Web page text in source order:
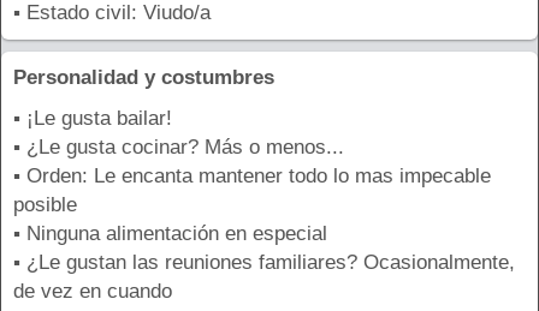
▪ Estado civil: Viudo/a
Personalidad y costumbres
▪ ¡Le gusta bailar!
▪ ¿Le gusta cocinar? Más o menos...
▪ Orden: Le encanta mantener todo lo mas impecable
posible
▪ Ninguna alimentación en especial
▪ ¿Le gustan las reuniones familiares? Ocasionalmente,
de vez en cuando